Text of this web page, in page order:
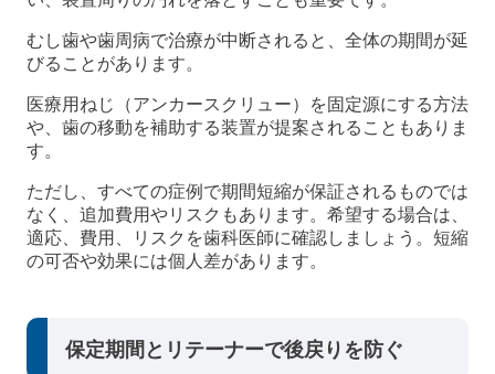
むし歯や歯周病で治療が中断されると、全体の期間が延
びることがあります。
医療用ねじ（アンカースクリュー）を固定源にする方法
や、歯の移動を補助する装置が提案されることもありま
す。
ただし、すべての症例で期間短縮が保証されるものでは
なく、追加費用やリスクもあります。希望する場合は、
適応、費用、リスクを歯科医師に確認しましょう。短縮
の可否や効果には個人差があります。
保定期間とリテーナーで後戻りを防ぐ